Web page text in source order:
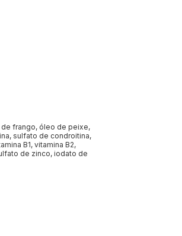
frango, óleo de peixe,
sulfato de condroitina,
B1, vitamina B2,
de zinco, iodato de